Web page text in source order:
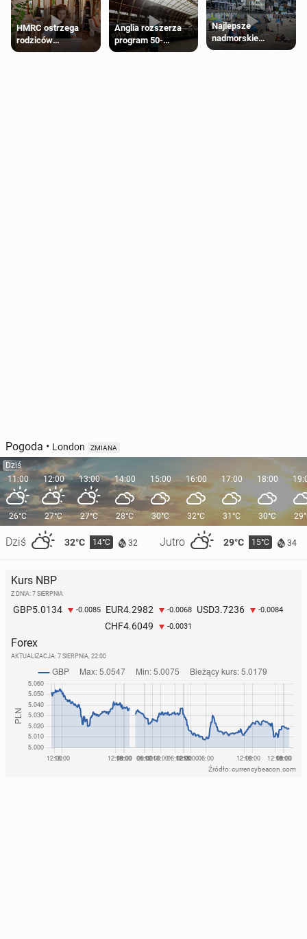
HMRC ostrzega
rodziców
pobierających Child
Anglia rozszerza
program 50-
procentowych
Najlepsze
nadmorskie
miasteczko blisko
Pogoda • London ZMIANA
Dziś
11:00
26°C
Dziś 32°C 14°C 32 Jutro 29°C 15°C 34
12:00
27°C
13:00
27°C
14:00
28°C
15:00
30°C
16:00
32°C
17:00
31°C
18:00
30°C
Kurs NBP
Z DNIA: 7 SIERPNIA
GBP5.0134 -0.0085 EUR4.2982 -0.0068 USD3.7236 -0.0084
CHF4.6049 -0.0031
Forex
AKTUALIZACJA: 7 SIERPNIA, 22:00
Źródło: currencybeacon.com